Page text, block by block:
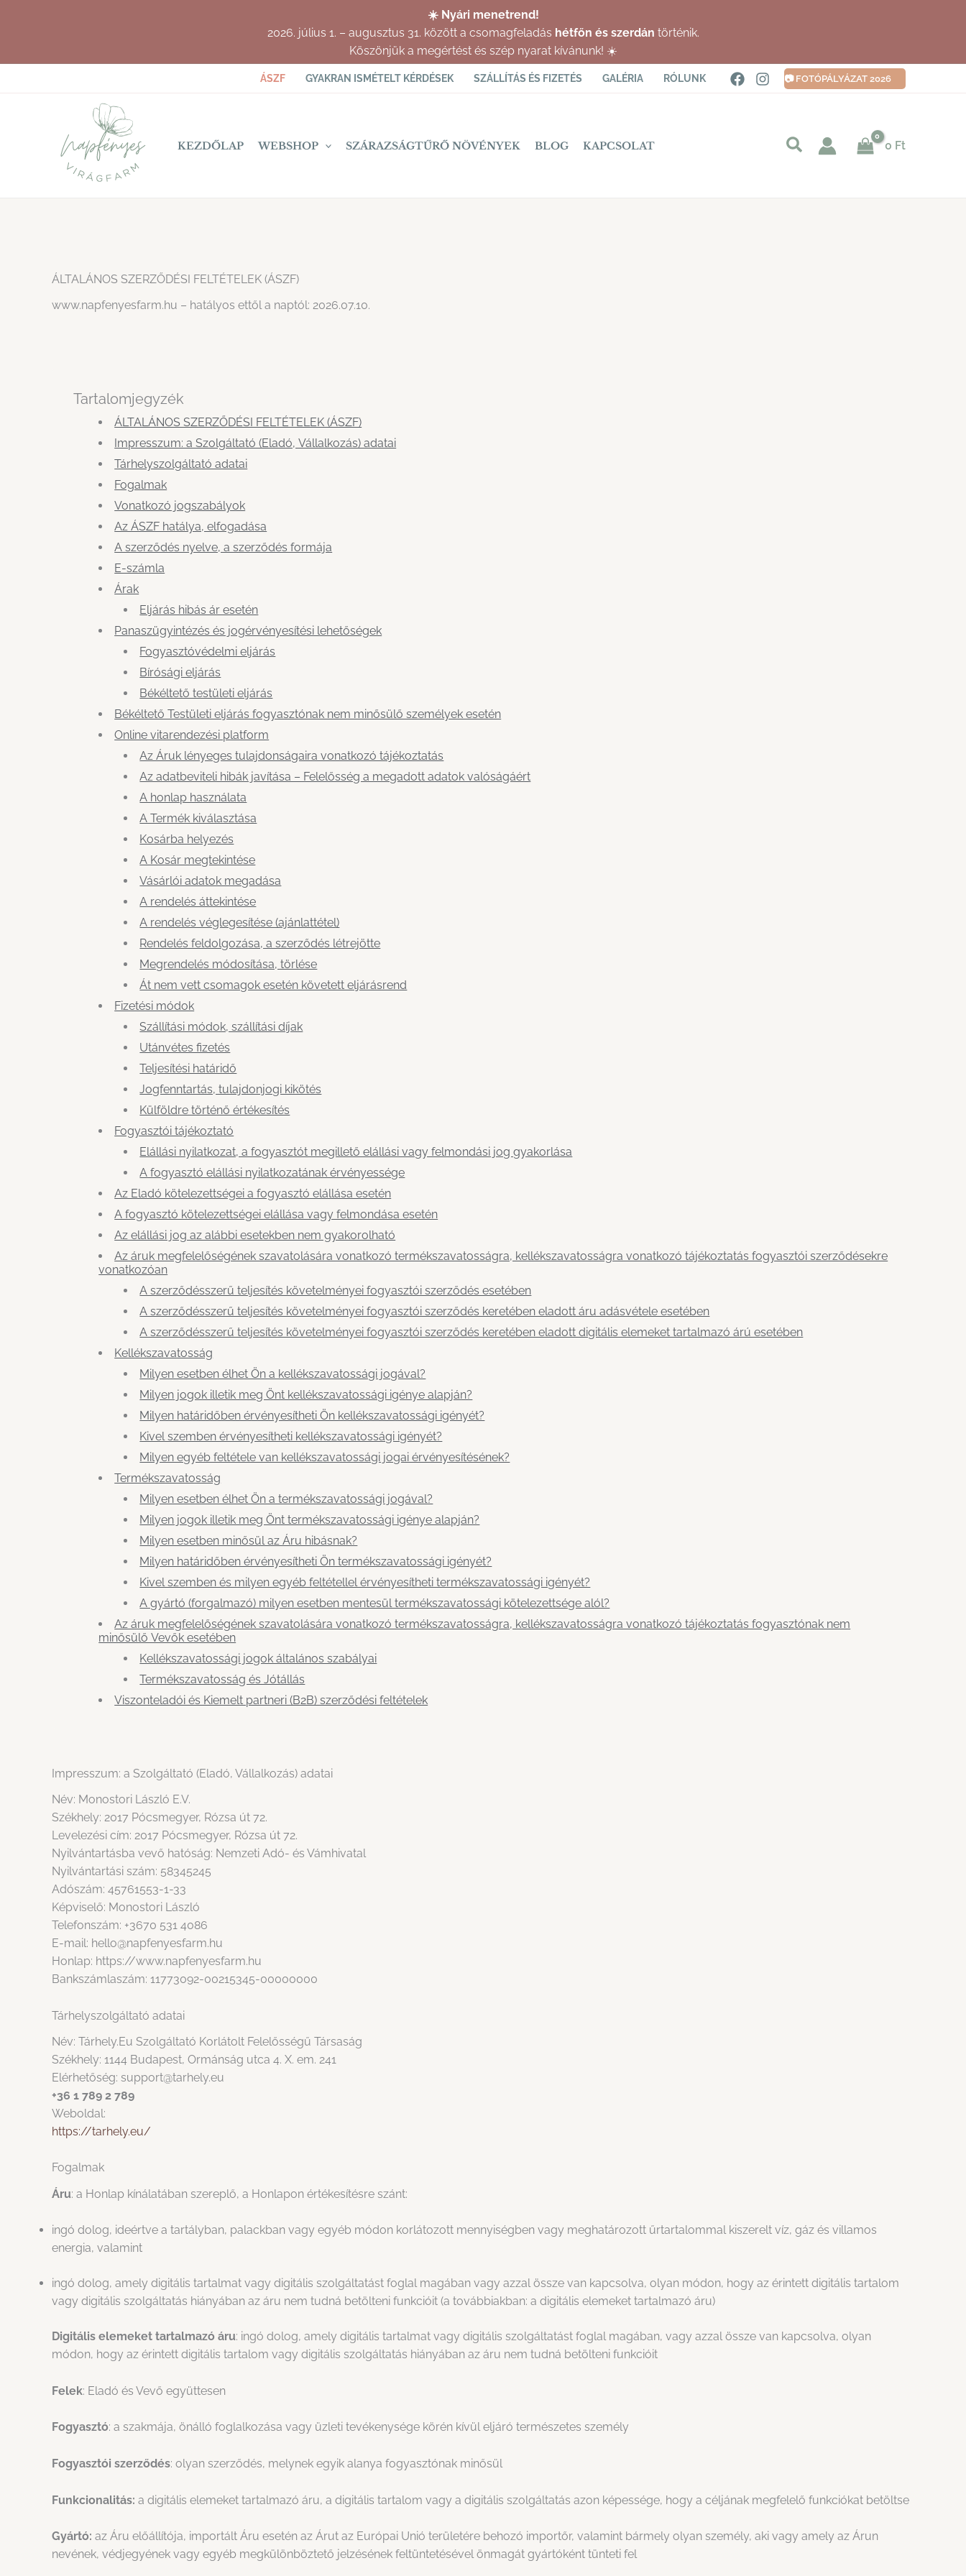
☀️ Nyári menetrend!
2026. július 1. – augusztus 31. között a csomagfeladás hétfőn és szerdán történik.
Köszönjük a megértést és szép nyarat kívánunk! ☀️
ÁSZF GYAKRAN ISMÉTELT KÉRDÉSEK SZÁLLÍTÁS ÉS FIZETÉS GALÉRIA RÓLUNK 📷 FOTÓPÁLYÁZAT 2026
KEZDŐLAP WEBSHOP SZÁRAZSÁGTŰRŐ NÖVÉNYEK BLOG KAPCSOLAT
Keresés
0 Ft
ÁLTALÁNOS SZERZŐDÉSI FELTÉTELEK (ÁSZF)
www.napfenyesfarm.hu – hatályos ettől a naptól: 2026.07.10.
Tartalomjegyzék
ÁLTALÁNOS SZERZŐDÉSI FELTÉTELEK (ÁSZF)
Impresszum: a Szolgáltató (Eladó, Vállalkozás) adatai
Tárhelyszolgáltató adatai
Fogalmak
Vonatkozó jogszabályok
Az ÁSZF hatálya, elfogadása
A szerződés nyelve, a szerződés formája
E-számla
Árak
Eljárás hibás ár esetén
Panaszügyintézés és jogérvényesítési lehetőségek
Fogyasztóvédelmi eljárás
Bírósági eljárás
Békéltető testületi eljárás
Békéltető Testületi eljárás fogyasztónak nem minősülő személyek esetén
Online vitarendezési platform
Az Áruk lényeges tulajdonságaira vonatkozó tájékoztatás
Az adatbeviteli hibák javítása – Felelősség a megadott adatok valóságáért
A honlap használata
A Termék kiválasztása
Kosárba helyezés
A Kosár megtekintése
Vásárlói adatok megadása
A rendelés áttekintése
A rendelés véglegesítése (ajánlattétel)
Rendelés feldolgozása, a szerződés létrejötte
Megrendelés módosítása, törlése
Át nem vett csomagok esetén követett eljárásrend
Fizetési módok
Szállítási módok, szállítási díjak
Utánvétes fizetés
Teljesítési határidő
Jogfenntartás, tulajdonjogi kikötés
Külföldre történő értékesítés
Fogyasztói tájékoztató
Elállási nyilatkozat, a fogyasztót megillető elállási vagy felmondási jog gyakorlása
A fogyasztó elállási nyilatkozatának érvényessége
Az Eladó kötelezettségei a fogyasztó elállása esetén
A fogyasztó kötelezettségei elállása vagy felmondása esetén
Az elállási jog az alábbi esetekben nem gyakorolható
Az áruk megfelelőségének szavatolására vonatkozó termékszavatosságra, kellékszavatosságra vonatkozó tájékoztatás fogyasztói szerződésekre
vonatkozóan
A szerződésszerű teljesítés követelményei fogyasztói szerződés esetében
A szerződésszerű teljesítés követelményei fogyasztói szerződés keretében eladott áru adásvétele esetében
A szerződésszerű teljesítés követelményei fogyasztói szerződés keretében eladott digitális elemeket tartalmazó árú esetében
Kellékszavatosság
Milyen esetben élhet Ön a kellékszavatossági jogával?
Milyen jogok illetik meg Önt kellékszavatossági igénye alapján?
Milyen határidőben érvényesítheti Ön kellékszavatossági igényét?
Kivel szemben érvényesítheti kellékszavatossági igényét?
Milyen egyéb feltétele van kellékszavatossági jogai érvényesítésének?
Termékszavatosság
Milyen esetben élhet Ön a termékszavatossági jogával?
Milyen jogok illetik meg Önt termékszavatossági igénye alapján?
Milyen esetben minősül az Áru hibásnak?
Milyen határidőben érvényesítheti Ön termékszavatossági igényét?
Kivel szemben és milyen egyéb feltétellel érvényesítheti termékszavatossági igényét?
A gyártó (forgalmazó) milyen esetben mentesül termékszavatossági kötelezettsége alól?
Az áruk megfelelőségének szavatolására vonatkozó termékszavatosságra, kellékszavatosságra vonatkozó tájékoztatás fogyasztónak nem
minősülő Vevők esetében
Kellékszavatossági jogok általános szabályai
Termékszavatosság és Jótállás
Viszonteladói és Kiemelt partneri (B2B) szerződési feltételek
Impresszum: a Szolgáltató (Eladó, Vállalkozás) adatai
Név: Monostori László E.V.
Székhely: 2017 Pócsmegyer, Rózsa út 72.
Levelezési cím: 2017 Pócsmegyer, Rózsa út 72.
Nyilvántartásba vevő hatóság: Nemzeti Adó- és Vámhivatal
Nyilvántartási szám: 58345245
Adószám: 45761553-1-33
Képviselő: Monostori László
Telefonszám: +3670 531 4086
E-mail: hello@napfenyesfarm.hu
Honlap: https://www.napfenyesfarm.hu
Bankszámlaszám: 11773092-00215345-00000000
Tárhelyszolgáltató adatai
Név: Tárhely.Eu Szolgáltató Korlátolt Felelősségű Társaság
Székhely: 1144 Budapest, Ormánság utca 4. X. em. 241
Elérhetőség: support@tarhely.eu
+36 1 789 2 789
Weboldal:
https://tarhely.eu/
Fogalmak
Áru: a Honlap kínálatában szereplő, a Honlapon értékesítésre szánt:
ingó dolog, ideértve a tartályban, palackban vagy egyéb módon korlátozott mennyiségben vagy meghatározott űrtartalommal kiszerelt víz, gáz és villamos
energia, valamint
ingó dolog, amely digitális tartalmat vagy digitális szolgáltatást foglal magában vagy azzal össze van kapcsolva, olyan módon, hogy az érintett digitális tartalom
vagy digitális szolgáltatás hiányában az áru nem tudná betölteni funkcióit (a továbbiakban: a digitális elemeket tartalmazó áru)
Digitális elemeket tartalmazó áru: ingó dolog, amely digitális tartalmat vagy digitális szolgáltatást foglal magában, vagy azzal össze van kapcsolva, olyan
módon, hogy az érintett digitális tartalom vagy digitális szolgáltatás hiányában az áru nem tudná betölteni funkcióit
Felek: Eladó és Vevő együttesen
Fogyasztó: a szakmája, önálló foglalkozása vagy üzleti tevékenysége körén kívül eljáró természetes személy
Fogyasztói szerződés: olyan szerződés, melynek egyik alanya fogyasztónak minősül
Funkcionalitás: a digitális elemeket tartalmazó áru, a digitális tartalom vagy a digitális szolgáltatás azon képessége, hogy a céljának megfelelő funkciókat betöltse
Gyártó: az Áru előállítója, importált Áru esetén az Árut az Európai Unió területére behozó importőr, valamint bármely olyan személy, aki vagy amely az Árun
nevének, védjegyének vagy egyéb megkülönböztető jelzésének feltüntetésével önmagát gyártóként tünteti fel